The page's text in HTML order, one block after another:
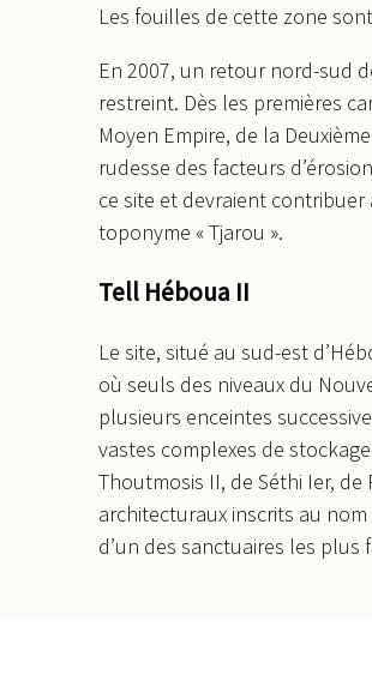
Les fouilles de cette zone
En 2007, un retour nord-sud
restreint. Dès les premières
Moyen Empire, de la
rudesse des facteurs
ce site et devraient
toponyme « Tjarou ».
Tell Héboua II
Le site, situé au sud-est
où seuls des niveaux du
plusieurs enceintes
vastes complexes de
Thoutmosis II, de Séthi Ier, de
architecturaux inscrits au
d’un des sanctuaires les plus